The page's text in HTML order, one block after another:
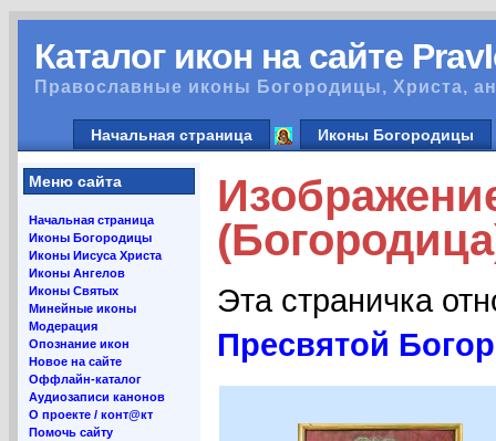
Каталог икон на сайте
Православные иконы Богородицы, Христа,
Начальная страница Иконы Богородицы
Меню сайта
Начальная страница
Иконы Богородицы
Иконы Иисуса Христа
Иконы Ангелов
Иконы Святых
Минейные иконы
Модерация
Опознание икон
Новое на сайте
Оффлайн-каталог
Аудиозаписи канонов
О проекте / конт@кт
Помочь сайту
Эта страничка
Пресвятой